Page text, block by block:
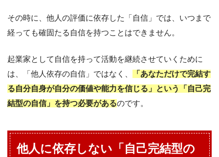
その時に、他人の評価に依存した「自信」では、いつまで
経っても確固たる自信を持つことはできません。
起業家として自信を持って活動を継続させていくために
は、「他人依存の自信」ではなく、
「あなただけで完結す
る自分自身が自分の価値や能力を信じる」という「自己完
結型の自信」を持つ必要があるのです。
他人に依存しない「自己完結型の